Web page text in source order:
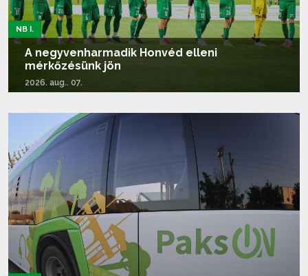
NB I.
A negyvenharmadik Honvéd elleni
mérkőzésünk jön
2026. aug.. 07.